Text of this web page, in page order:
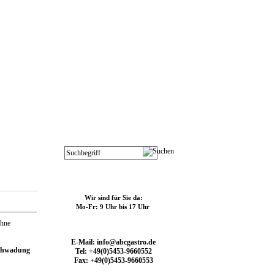
Wir sind für Sie da:
Mo-Fr: 9 Uhr bis 17 Uhr
E-Mail: info@abcgastro.de
Tel: +49(0)5453-9660552
Fax: +49(0)5453-9660553